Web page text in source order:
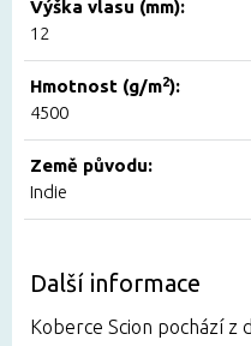
Výška vlasu (mm):
12
Hmotnost (g/m2):
4500
Země původu:
Indie
Další informace
Koberce Scion pochází z